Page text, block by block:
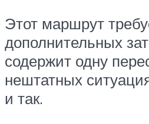
Этот маршрут
дополнительных
содержит одну
нештатных
и так.